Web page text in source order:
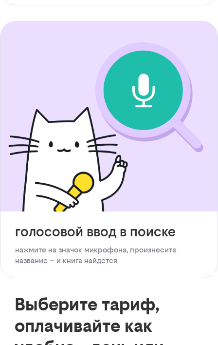
голосовой ввод в поиске
нажмите на значок микрофона, произнесите
название – и книга найдется
Выберите тариф,
оплачивайте как